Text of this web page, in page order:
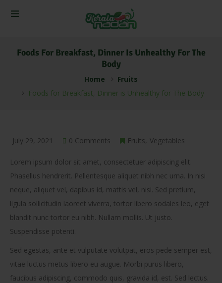
Foods For Breakfast, Dinner Is Unhealthy For The
Body
Home
Fruits
Foods for Breakfast, Dinner is Unhealthy for The Body
July 29, 2021 0 Comments Fruits Vegetables
Lorem ipsum dolor sit amet, consectetuer adipiscing elit.
Phasellus hendrerit. Pellentesque aliquet nibh nec urna. In nisi
neque, aliquet vel, dapibus id, mattis vel, nisi. Sed pretium,
ligula sollicitudin laoreet viverra, tortor libero sodales leo, eget
blandit nunc tortor eu nibh. Nullam mollis. Ut justo.
Suspendisse potenti.
Sed egestas, ante et vulputate volutpat, eros pede semper est,
vitae luctus metus libero eu augue. Morbi purus libero,
faucibus adipiscing, commodo quis, gravida id, est. Sed lectus.